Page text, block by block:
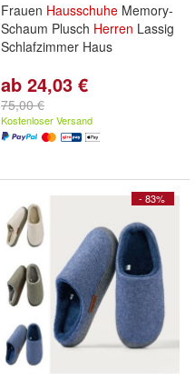
Frauen Hausschuhe Memory-
Schaum Plusch Herren Lassig
Schlafzimmer Haus
ab 24,03 €
75,00 €
Kostenloser Versand
- 83%